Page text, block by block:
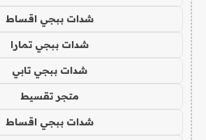
شدات ببجي اقساط
شدات ببجي تمارا
شدات ببجي تابي
متجر تقسيط
شدات ببجي اقساط